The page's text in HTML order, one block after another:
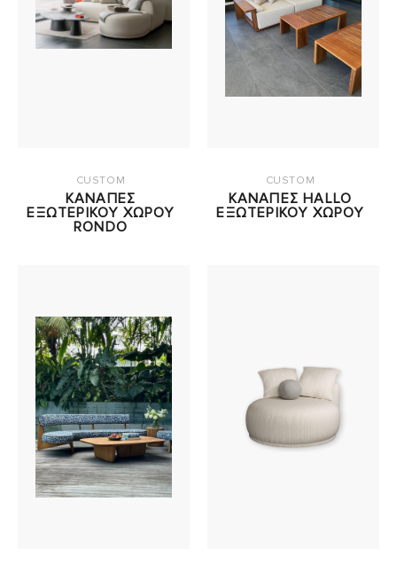
CUSTOM
ΚΑΝΑΠΕΣ
ΕΞΩΤΕΡΙΚΟΥ ΧΩΡΟΥ
RONDO
CUSTOM
ΚΑΝΑΠΕΣ HALLO
ΕΞΩΤΕΡΙΚΟΥ ΧΩΡΟΥ